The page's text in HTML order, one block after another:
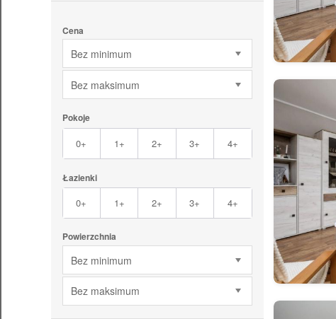
Cena
Bez minimum
Bez maksimum
Pokoje
0+ 1+ 2+ 3+ 4+
Łazienki
0+ 1+ 2+ 3+ 4+
Powierzchnia
Bez minimum
Bez maksimum